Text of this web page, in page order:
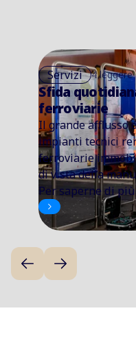
Servizi 4 leggere
Sfida
ferroviarie
Il grande afflusso
impianti tecnici
ferroviarie
di vista della
Per saperne di più